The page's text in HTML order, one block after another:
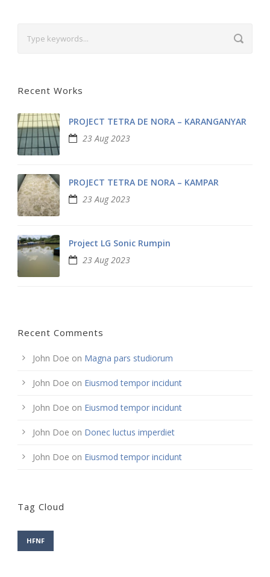
Recent Works
PROJECT TETRA DE NORA – KARANGANYAR
23 Aug 2023
PROJECT TETRA DE NORA – KAMPAR
23 Aug 2023
Project LG Sonic Rumpin
23 Aug 2023
Recent Comments
John Doe on Magna pars studiorum
John Doe on Eiusmod tempor incidunt
John Doe on Eiusmod tempor incidunt
John Doe on Donec luctus imperdiet
John Doe on Eiusmod tempor incidunt
Tag Cloud
HFNF